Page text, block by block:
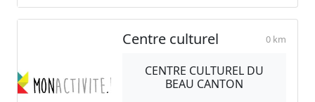
Centre culturel 0 km
CENTRE CULTUREL DU
BEAU CANTON